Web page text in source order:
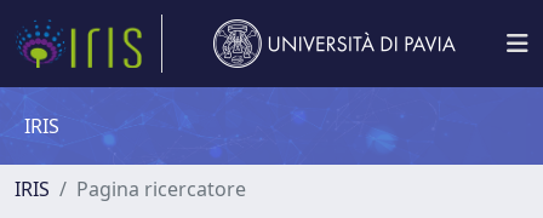
IRIS
IRIS Pagina ricercatore